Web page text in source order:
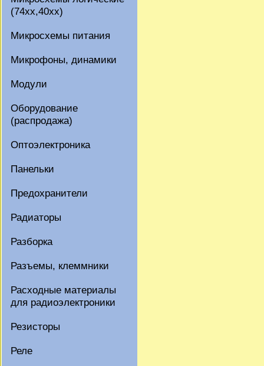
(74xx,40xx)
Микросхемы питания
Микрофоны, динамики
Модули
Оборудование
(распродажа)
Оптоэлектроника
Панельки
Предохранители
Радиаторы
Разборка
Разъемы, клеммники
Расходные материалы
для радиоэлектроники
Резисторы
Реле